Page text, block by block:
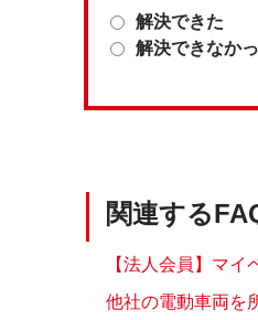
解決できた
解決できなか
関連する
【法人会員】マ
他社の電動車両を